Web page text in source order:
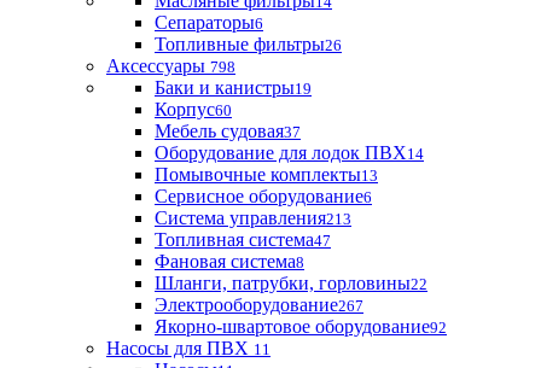
Сепараторы6
Топливные фильтры26
Аксессуары 798
Баки и канистры19
Корпус60
Мебель судовая37
Оборудование для лодок ПВХ14
Помывочные комплекты13
Сервисное оборудование6
Система управления213
Топливная система47
Фановая система8
Шланги, патрубки, горловины22
Электрооборудование267
Якорно-швартовое оборудование92
Насосы для ПВХ 11